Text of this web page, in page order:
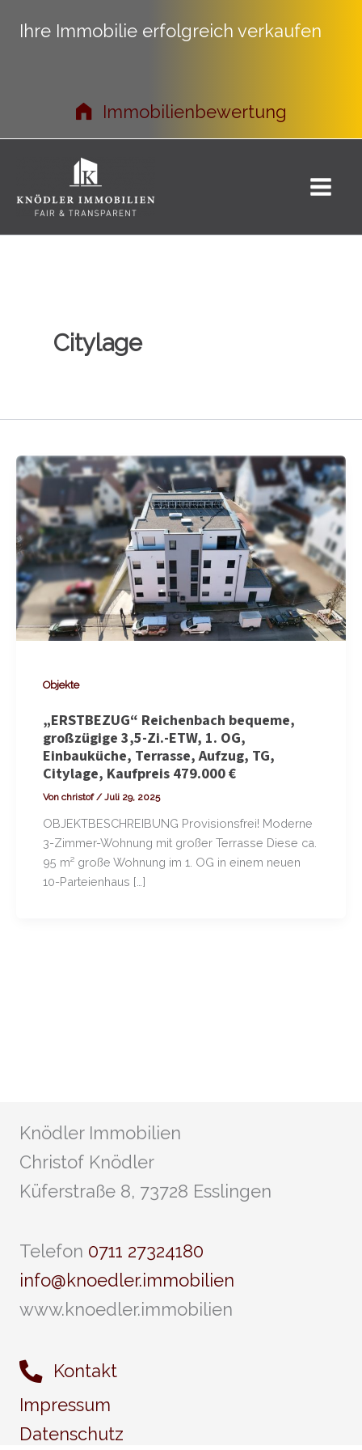
Ihre Immobilie erfolgreich verkaufen
Immobilienbewertung
springen
Citylage
Objekte
„ERSTBEZUG“ Reichenbach bequeme,
großzügige 3,5-Zi.-ETW, 1. OG,
Einbauküche, Terrasse, Aufzug, TG,
Citylage, Kaufpreis 479.000 €
Von christof/Juli 29, 2025
OBJEKTBESCHREIBUNG Provisionsfrei! Moderne
3-Zimmer-Wohnung mit großer Terrasse Diese ca.
95 m² große Wohnung im 1. OG in einem neuen
10-Parteienhaus […]
Knödler Immobilien
Christof Knödler
Küferstraße 8, 73728 Esslingen
Telefon 0711 27324180
info@knoedler.immobilien
www.knoedler.immobilien
Kontakt
Impressum
Datenschutz